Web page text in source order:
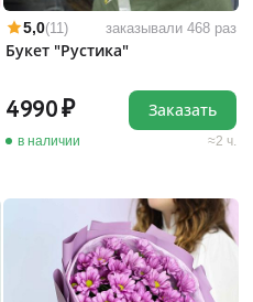
5,0(11) заказывали 468 раз
Букет "Рустика"
4990
в наличии 2 ч.
Заказать